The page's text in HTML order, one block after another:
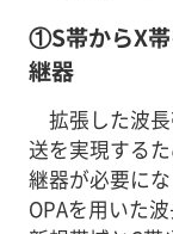
①S帯からX
継器
拡張した波
送を実現する
継器が必要に
OPAを用いた